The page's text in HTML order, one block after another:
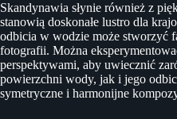
Skandynawia słynie również z
stanowią doskonałe lustro dla
odbicia w wodzie może stworzyć
fotografii. Można
perspektywami, aby uwiecznić
powierzchni wody, jak i jego
symetryczne i harmonijne